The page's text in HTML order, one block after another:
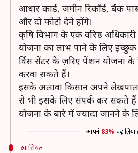
आधार कार्ड, ज़मीन रिकॉर्ड, बैंक
और दो फोटो देने होंगे।
कृषि विभाग के एक वरिष्ठ
योजना का लाभ पाने के लिए
र्विस सेंटर के ज़रिए पेंशन योजना के
करवा सकते हैं।
इसके अलावा किसान अपने
से भी इसके लिए संपर्क कर सकते
योजना के बारे में ज़्यादा जानने के
आपने 83% पढ़ लिया
ख़ासियत